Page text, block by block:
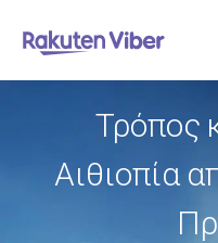
Τρόπος
Αιθιοπία